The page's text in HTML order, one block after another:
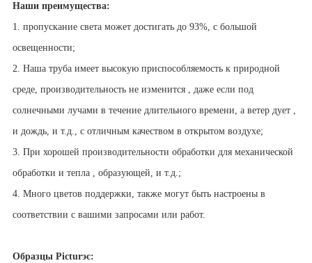
Наши преимущества:
1. пропускание света может достигать до 93%, с большой
освещенности;
2. Наша труба имеет высокую приспособляемость к природной
среде, производительность не изменится , даже если под
солнечными лучами в течение длительного времени, а ветер дует ,
и дождь, и т.д., с отличным качеством в открытом воздухе;
3. При хорошей производительности обработки для механической
обработки и тепла , образующей, и т.д.;
4. Много цветов поддержки, также могут быть настроены в
соответствии с вашими запросами или работ.
Образцы Picturэс: